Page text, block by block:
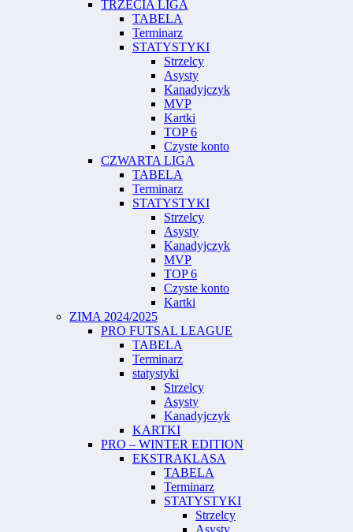
TRZECIA LIGA
TABELA
Terminarz
STATYSTYKI
Strzelcy
Asysty
Kanadyjczyk
MVP
Kartki
TOP 6
Czyste konto
CZWARTA LIGA
TABELA
Terminarz
STATYSTYKI
Strzelcy
Asysty
Kanadyjczyk
MVP
TOP 6
Czyste konto
Kartki
ZIMA 2024/2025
PRO FUTSAL LEAGUE
TABELA
Terminarz
statystyki
Strzelcy
Asysty
Kanadyjczyk
KARTKI
PRO – WINTER EDITION
EKSTRAKLASA
TABELA
Terminarz
STATYSTYKI
Strzelcy
Asysty